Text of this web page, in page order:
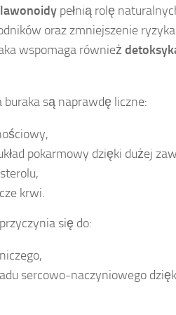
pełnią rolę
oraz zmniejszenie
wspomaga również
buraka są naprawdę liczne:
pokarmowy dzięki dużej
krwi.
się do:
sercowo-naczyniowego